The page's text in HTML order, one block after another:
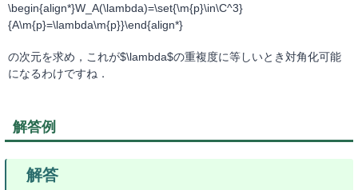
\begin{align*}W_A(\lambda)=\set{\m{p}\in\C^3}
{A\m{p}=\lambda\m{p}}\end{align*}
の次元を求め，これが$\lambda$の重複度に等しいとき対角化可能
になるわけですね．
解答例